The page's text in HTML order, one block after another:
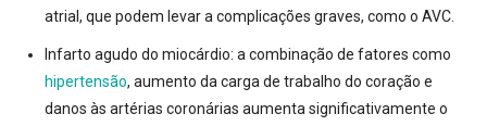
atrial, que podem levar a complicações graves, como o AVC.
Infarto agudo do miocárdio: a combinação de fatores como
hipertensão, aumento da carga de trabalho do coração e
danos às artérias coronárias aumenta significativamente o